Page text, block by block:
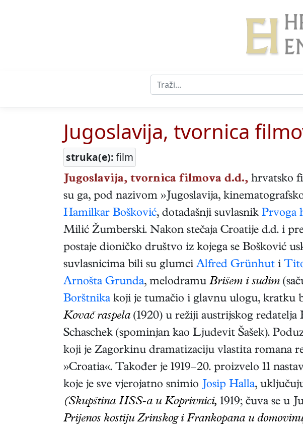
Jugoslavija, tvornica
struka(e):film
Jugoslavija, tvornica filmova d.d., hrvatsko
su ga, pod nazivom »Jugoslavija,
Hamilkar Bošković, dotadašnji suvlasnik Prvoga
Milić Žumberski. Nakon stečaja Croatije d.d. i
postaje dioničko društvo iz kojega se Bošković
suvlasnicima bili su glumci Alfred Grünhut i
Arnošta Grunda, melodramu Brišem i sudim
Borštnika koji je tumačio i glavnu ulogu, kratku
Kovač raspela (1920) u režiji austrijskog
Schaschek (spominjan kao Ljudevit Šašek).
koji je Zagorkinu dramatizaciju vlastita romana
»Croatia«. Također je 1919–20. proizvelo 11
koje je sve vjerojatno snimio Josip Halla,
(Skupština HSS-a u Koprivnici, 1919; čuva se u
Prijenos kostiju Zrinskog i Frankopana u